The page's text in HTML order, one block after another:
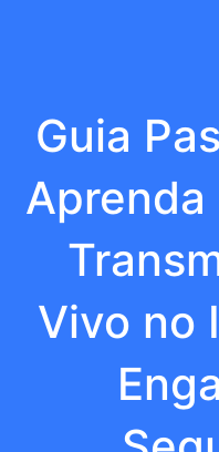
Guia
Aprenda
Vivo no